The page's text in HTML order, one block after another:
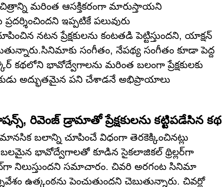
మరింత ఆసక్తికరంగా మారుస్తాయని
ఇప్పటికే పలువురు
నటన ప్రేక్షకులను కంటతడి పెట్టిస్తుందని, యాక్షన్
సంగీతం, నేపథ్య సంగీతం కూడా పెద్ద
కథలోని భావోద్వేగాలను మరింత బలంగా ప్రేక్షకులకు
అద్భుతమైన పని చేశాడనే అభిప్రాయాలు
రివెంజ్ డ్రామాతో ప్రేక్షకులను కట్టిపడేసిన కథ
బలాన్ని చూపించే విధంగా తెరకెక్కించినట్లు
భావోద్వేగాలతో కూడిన సైకలాజికల్ థ్రిల్లర్‌గా
నిలుస్తుందని సమాచారం. చివరి అరగంట సినిమా
ఉత్కంఠను పెంచుతుందని చెబుతున్నారు. చివర్లో